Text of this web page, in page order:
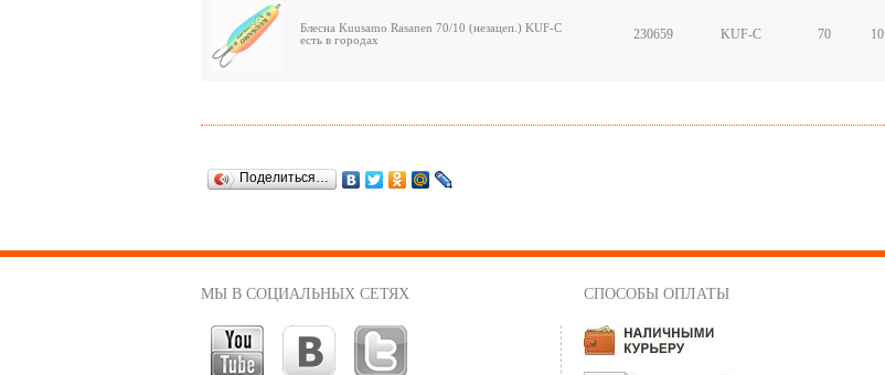
Блесна Kuusamo Rasanen 70/10 (незацеп.) KUF-C
есть в городах
230659 KUF-C 70 10
Поделиться…
МЫ В СОЦИАЛЬНЫХ СЕТЯХ СПОСОБЫ ОПЛАТЫ